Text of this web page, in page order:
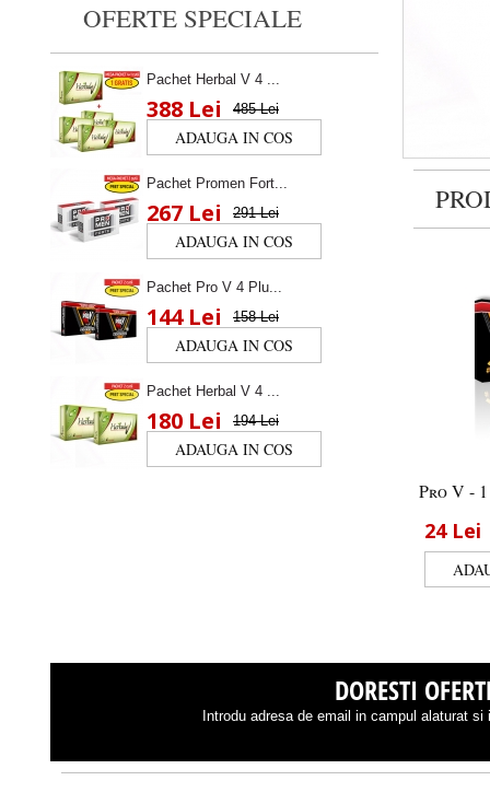
Pro V -
24 Lei
OFERTE SPECIALE
Pachet Herbal V 4 ...
388 Lei 485 Lei
Pachet Promen Fort...
267 Lei 291 Lei
Pachet Pro V 4 Plu...
144 Lei 158 Lei
Pachet Herbal V 4 ...
180 Lei 194 Lei
DORESTI
Introdu adresa de email in campul alaturat